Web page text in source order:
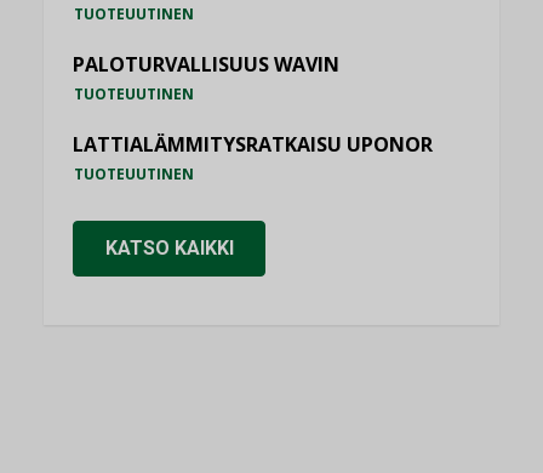
TUOTEUUTINEN
PALOTURVALLISUUS WAVIN
TUOTEUUTINEN
LATTIALÄMMITYSRATKAISU UPONOR
TUOTEUUTINEN
KATSO KAIKKI